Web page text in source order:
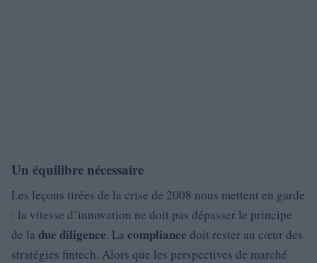
Un équilibre nécessaire
Les leçons tirées de la crise de 2008 nous mettent en garde
: la vitesse d’innovation ne doit pas dépasser le principe
de la due diligence. La compliance doit rester au cœur des
stratégies fintech. Alors que les perspectives de marché